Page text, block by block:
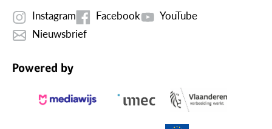
Instagram Facebook
YouTube
Nieuwsbrief
Powered by